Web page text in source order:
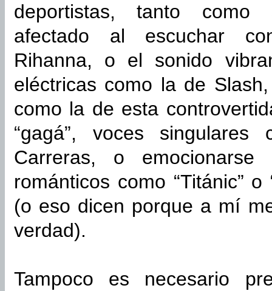
deportistas, tanto como
afectado al escuchar
Rihanna, o el sonido
eléctricas como la de
como la de esta
“gagá”, voces
Carreras, o
románticos como “Titánic”
(o eso dicen porque a mí
verdad).
Tampoco es necesario